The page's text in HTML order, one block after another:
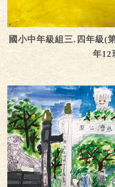
國小中年級組三.四年級(
年12